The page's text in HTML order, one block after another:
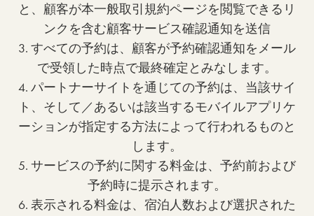
と、顧客が本一般取引規約ページを閲覧できるリ
ンクを含む顧客サービス確認通知を送信
3. すべての予約は、顧客が予約確認通知をメール
で受領した時点で最終確定とみなします。
4. パートナーサイトを通じての予約は、当該サイ
ト、そして／あるいは該当するモバイルアプリケ
ーションが指定する方法によって行われるものと
します。
5. サービスの予約に関する料金は、予約前および
予約時に提示されます。
6. 表示される料金は、宿泊人数および選択された